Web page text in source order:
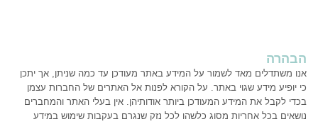
הבהרה
אנו משתדלים מאד לשמור על המידע באתר מעודכן עד כמה שניתן, אך יתכן
כי יופיע מידע שגוי באתר. על הקורא לפנות אל האתרים של החברות עצמן
בכדי לקבל את המידע המעודכן ביותר אודותיהן. אין בעלי האתר והמחברים
נושאים בכל אחריות מסוג כלשהו לכל נזק שנגרם בעקבות שימוש במידע